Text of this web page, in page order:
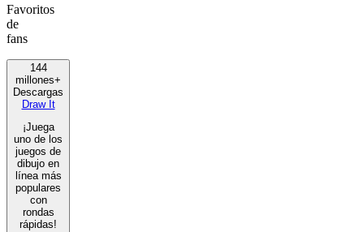
Favoritos
de
fans
144
millones+
Descargas
Draw It
¡Juega
uno de los
juegos de
dibujo en
línea más
populares
con
rondas
rápidas!